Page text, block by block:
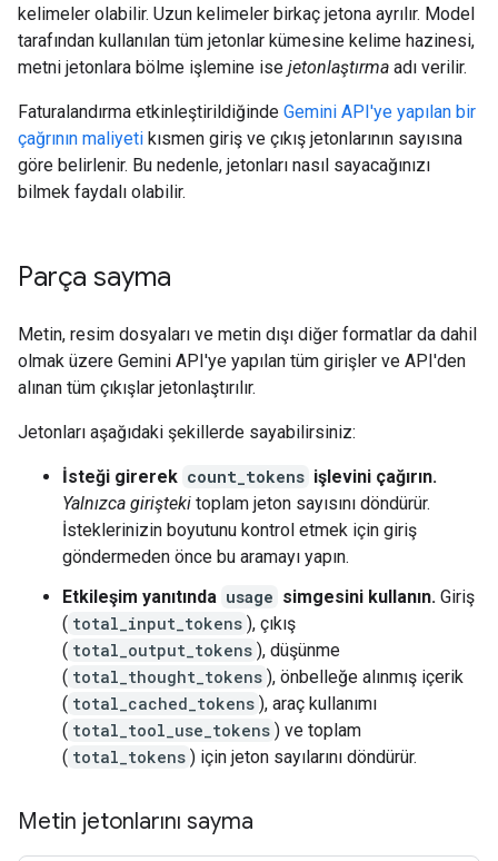
kelimeler olabilir. Uzun kelimeler birkaç jetona ayrılır. Model
tarafından kullanılan tüm jetonlar kümesine kelime hazinesi,
metni jetonlara bölme işlemine ise jetonlaştırma adı verilir.
Faturalandırma etkinleştirildiğinde Gemini API'ye yapılan bir
çağrının maliyeti kısmen giriş ve çıkış jetonlarının sayısına
göre belirlenir. Bu nedenle, jetonları nasıl sayacağınızı
bilmek faydalı olabilir.
Parça sayma
Metin, resim dosyaları ve metin dışı diğer formatlar da dahil
olmak üzere Gemini API'ye yapılan tüm girişler ve API'den
alınan tüm çıkışlar jetonlaştırılır.
Jetonları aşağıdaki şekillerde sayabilirsiniz:
İsteği girerek count_tokens işlevini çağırın.
Yalnızca girişteki toplam jeton sayısını döndürür.
İsteklerinizin boyutunu kontrol etmek için giriş
göndermeden önce bu aramayı yapın.
Etkileşim yanıtında usage simgesini kullanın. Giriş
( total_input_tokens ), çıkış
( total_output_tokens ), düşünme
( total_thought_tokens ), önbelleğe alınmış içerik
( total_cached_tokens ), araç kullanımı
( total_tool_use_tokens ) ve toplam
( total_tokens ) için jeton sayılarını döndürür.
Metin jetonlarını sayma